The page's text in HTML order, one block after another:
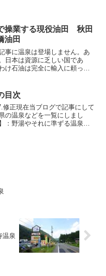
す。 玄関入っ...
操業する現役油田 秋田
油田
事に温泉は登場しません。あ
日本は資源に乏しい国であ
け石油は完全に輸入に頼って
している方でしたら、北陸か
かけての日本海側...
目次
修正現在当ブログで記事にして
の温泉などを一覧にしまし
：野湯やそれに準ずる温泉
温泉